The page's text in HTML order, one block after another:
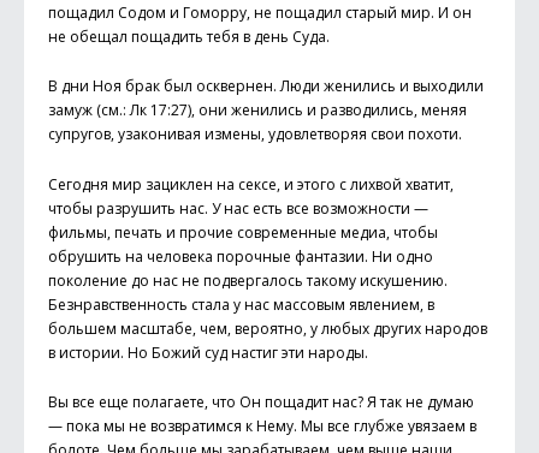
пощадил Содом и Гоморру, не пощадил старый мир. И он
не обещал пощадить тебя в день Суда.
В дни Ноя брак был осквернен. Люди женились и выходили
замуж (см.: Лк 17:27), они женились и разводились, меняя
супругов, узаконивая измены, удовлетворяя свои похоти.
Сегодня мир зациклен на сексе, и этого с лихвой хватит,
чтобы разрушить нас. У нас есть все возможности —
фильмы, печать и прочие современные медиа, чтобы
обрушить на человека порочные фантазии. Ни одно
поколение до нас не подвергалось такому искушению.
Безнравственность стала у нас массовым явлением, в
большем масштабе, чем, вероятно, у любых других народов
в истории. Но Божий суд настиг эти народы.
Вы все еще полагаете, что Он пощадит нас? Я так не думаю
— пока мы не возвратимся к Нему. Мы все глубже увязаем в